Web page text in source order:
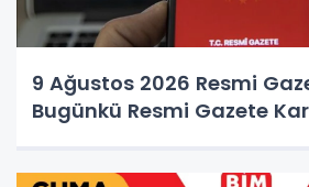
9 Ağustos 2026 Resmi
Bugünkü Resmi Gazete